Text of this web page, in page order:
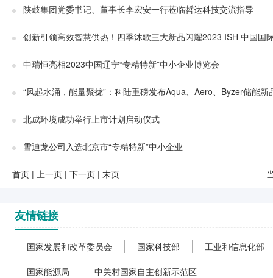
陕鼓集团党委书记、董事长李宏安一行莅临哲达科技交流指导
创新引领高效智慧供热！四季沐歌三大新品闪耀2023 ISH 中国国
中瑞恒亮相2023中国辽宁“专精特新”中小企业博览会
“风起水涌，能量聚拢”：科陆重磅发布Aqua、Aero、Byzer储能新
北成环境成功举行上市计划启动仪式
雪迪龙公司入选北京市“专精特新”中小企业
首页 | 上一页 | 下一页 | 末页
友情链接
国家发展和改革委员会 国家科技部 工业和信息化部
国家能源局 中关村国家自主创新示范区